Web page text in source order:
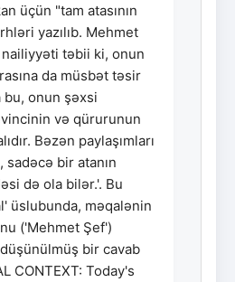
üçün "tam atasının
yazılıb. Mehmet
təbii ki, onun
da müsbət təsir
bu, onun şəxsi
və qürurunun
Bəzən paylaşımları
sadəcə bir atanın
də ola bilər.'. Bu
üslubunda, məqalənin
('Mehmet Şef')
bir cavab
CONTEXT: Today's